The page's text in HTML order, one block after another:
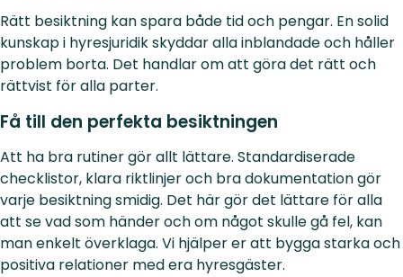
Rätt besiktning kan spara både tid och pengar. En solid
kunskap i hyresjuridik skyddar alla inblandade och håller
problem borta. Det handlar om att göra det rätt och
rättvist för alla parter.
Få till den perfekta besiktningen
Att ha bra rutiner gör allt lättare. Standardiserade
checklistor, klara riktlinjer och bra dokumentation gör
varje besiktning smidig. Det här gör det lättare för alla
att se vad som händer och om något skulle gå fel, kan
man enkelt överklaga. Vi hjälper er att bygga starka och
positiva relationer med era hyresgäster.